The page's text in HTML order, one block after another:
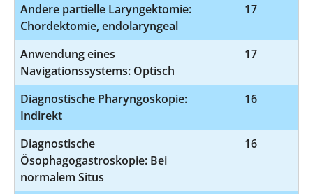
Andere partielle Laryngektomie:
Chordektomie, endolaryngeal
17
Anwendung eines
Navigationssystems: Optisch
17
Diagnostische Pharyngoskopie:
Indirekt
16
Diagnostische
Ösophagogastroskopie: Bei
normalem Situs
16